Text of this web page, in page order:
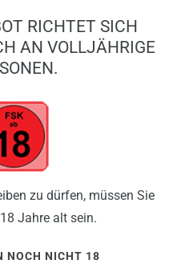
0
0,00 EUR
RICHTET SICH
AN VOLLJÄHRIGE P
zu dürfen, müssen Sie
Jahre alt sein.
NOCH NICHT 18